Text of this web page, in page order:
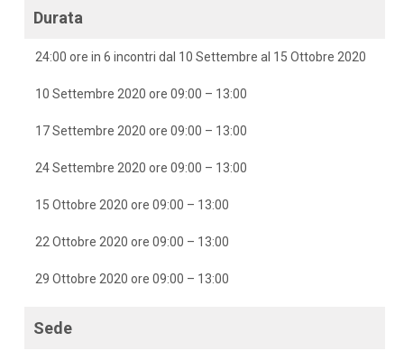
Durata
24:00 ore in 6 incontri dal 10 Settembre al 15 Ottobre 2020
10 Settembre 2020 ore 09:00 – 13:00
17 Settembre 2020 ore 09:00 – 13:00
24 Settembre 2020 ore 09:00 – 13:00
15 Ottobre 2020 ore 09:00 – 13:00
22 Ottobre 2020 ore 09:00 – 13:00
29 Ottobre 2020 ore 09:00 – 13:00
Sede